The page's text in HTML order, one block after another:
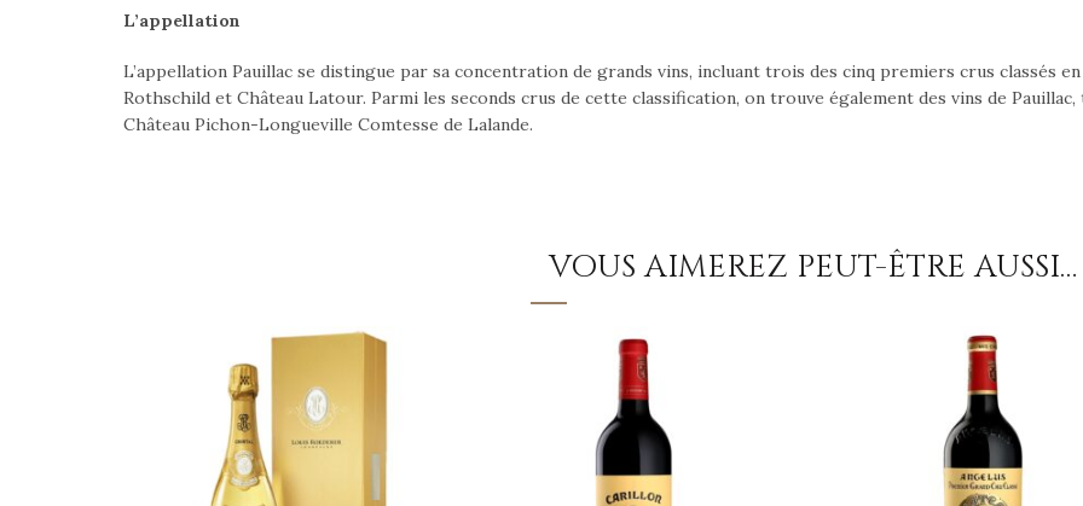
L’appellation
L’appellation Pauillac se distingue par sa concentration de grands vins, incluant trois des cinq premiers crus classés
Rothschild et Château Latour. Parmi les seconds crus de cette classification, on trouve également des vins de
Château Pichon-Longueville Comtesse de Lalande.
VOUS AIMEREZ PEUT-ÊTRE AUSSI…